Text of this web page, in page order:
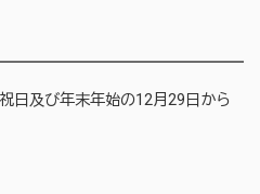
日及び年末年始の12月29日から